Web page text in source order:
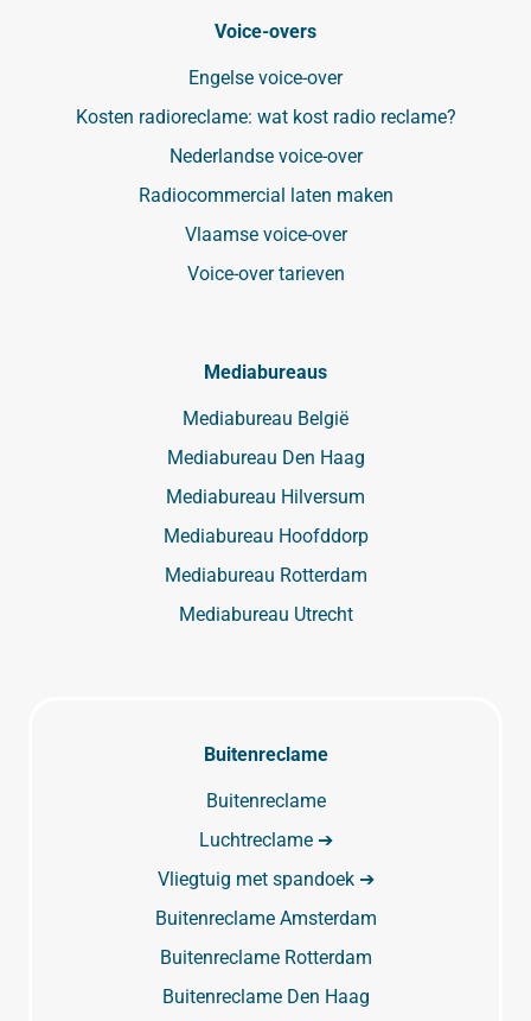
Voice-overs
Engelse voice-over
Kosten radioreclame: wat kost radio reclame?
Nederlandse voice-over
Radiocommercial laten maken
Vlaamse voice-over
Voice-over tarieven
Mediabureaus
Mediabureau België
Mediabureau Den Haag
Mediabureau Hilversum
Mediabureau Hoofddorp
Mediabureau Rotterdam
Mediabureau Utrecht
Buitenreclame
Buitenreclame
Luchtreclame ➔
Vliegtuig met spandoek ➔
Buitenreclame Amsterdam
Buitenreclame Rotterdam
Buitenreclame Den Haag